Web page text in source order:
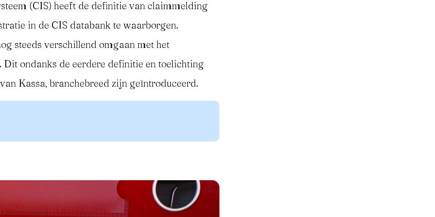
(CIS) heeft de definitie van claimmelding
in de CIS databank te waarborgen.
steeds verschillend omgaan met het
ondanks de eerdere definitie en toelichting
Kassa, branchebreed zijn geïntroduceerd.